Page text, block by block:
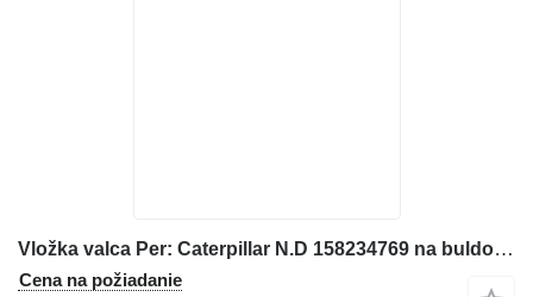
Vložka valca Per: Caterpillar N.D 158234769 na buldozéra Caterpillar N.D
Cena na požiadanie